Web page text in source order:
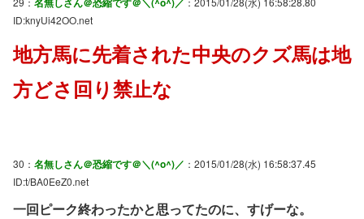
ID:knyUi42OO.net
地方馬に先着された中央のクズ馬は地
方どさ回り禁止な
30： 名無しさん＠恐縮です＠＼(^o^)／ ：2015/01/28(水) 16:58:37.45
ID:t/BA0EeZ0.net
一回ピーク終わったかと思ってたのに、すげーな。